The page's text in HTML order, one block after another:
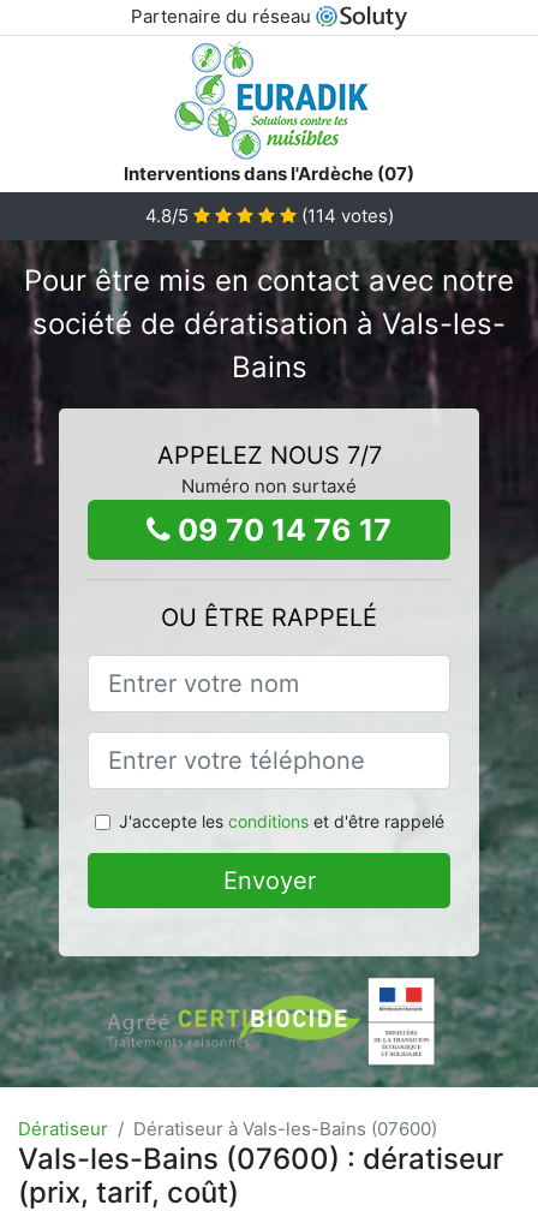
Partenaire du réseau
Interventions dans l'Ardèche (07)
4.8/5
(114 votes)
Pour être mis en contact avec notre
société de dératisation à Vals-les-
Bains
APPELEZ NOUS 7/7
Numéro non surtaxé
09 70 14 76 17
OU ÊTRE RAPPELÉ
J'accepte les conditionset d'être rappelé
Envoyer
Dératiseur Dératiseur à Vals-les-Bains (07600)
Vals-les-Bains (07600) : dératiseur
(prix, tarif, coût)